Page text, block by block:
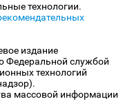
технологии.
издание
Федеральной службой
технологий
массовой информации